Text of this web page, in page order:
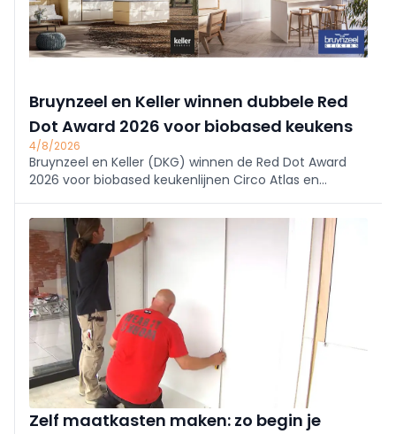
Bruynzeel en Keller winnen dubbele Red
Dot Award 2026 voor biobased keukens
4/8/2026
Bruynzeel en Keller (DKG) winnen de Red Dot Award
2026 voor biobased keukenlijnen Circo Atlas en
Onafhankelijke erkenning van DKG’s duurzame,
schaalbare en betaalbare innovatie.
Zelf maatkasten maken: zo begin je